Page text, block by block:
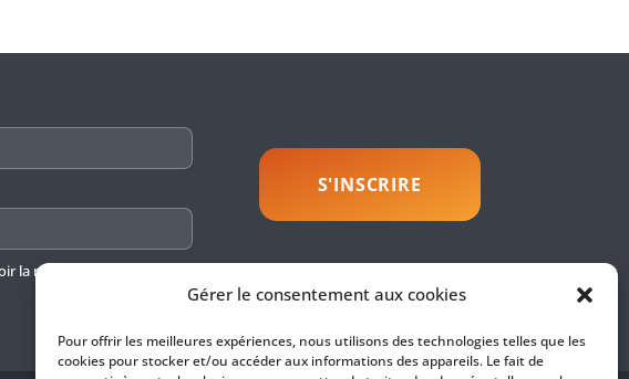
Gérer le consentement aux cookies
Pour offrir les meilleures expériences, nous utilisons des technologies telles que les
cookies pour stocker et/ou accéder aux informations des appareils. Le fait de
la newsletter.